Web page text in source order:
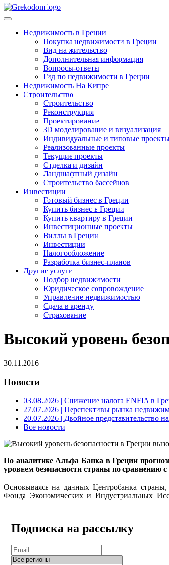
Недвижимость в Греции
Покупка недвижимости в Греции
Вид на жительство
Дополнительная информация
Вопросы-ответы
Гид по недвижимости в Греции
Недвижимость На Кипре
Строительство
Строительство
Реконструкция
Проектирование
3D моделирование и визуализация
Индивидуальные и типовые проекты
Реализованные проекты
Текущие проекты
Отделка и дизайн
Ландшафтный дизайн
Строительство бассейнов
Инвестиции
Готовый бизнес в Греции
Купить бизнес в Греции
Купить квартиру в Греции
Инвестиционные проекты
Виллы в Греции
Инвестиции
Налогообложение
Разработка бизнес-планов
Другие услуги
Подбор недвижимости
Юридическое сопровождение
Управление недвижимостью
Сдача в аренду
Страхование
Высокий уровень
30.11.2016
Новости
03.08.2026 | Снижение налога ENFIA в
27.07.2026 | Перспективы рынка
20.07.2026 | Двойное представительство
Все новости
По аналитике Альфа Банка в Греции
уровнем безопасности страны по сравнению
Основываясь на данных Центробанка страны,
Фонда Экономических и Индустриальных
Подписка на рассылку